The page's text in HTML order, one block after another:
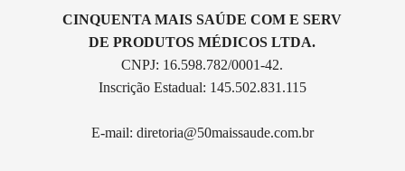
CINQUENTA MAIS SAÚDE COM E SERV
DE PRODUTOS MÉDICOS LTDA.
CNPJ: 16.598.782/0001-42.
Inscrição Estadual: 145.502.831.115
E-mail: diretoria@50maissaude.com.br